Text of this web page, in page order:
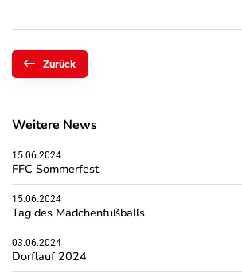
Zurück
Weitere News
15.06.2024
FFC Sommerfest
15.06.2024
Tag des Mädchenfußballs
03.06.2024
Dorflauf 2024